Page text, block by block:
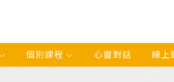
個別課程 心靈對話 線上